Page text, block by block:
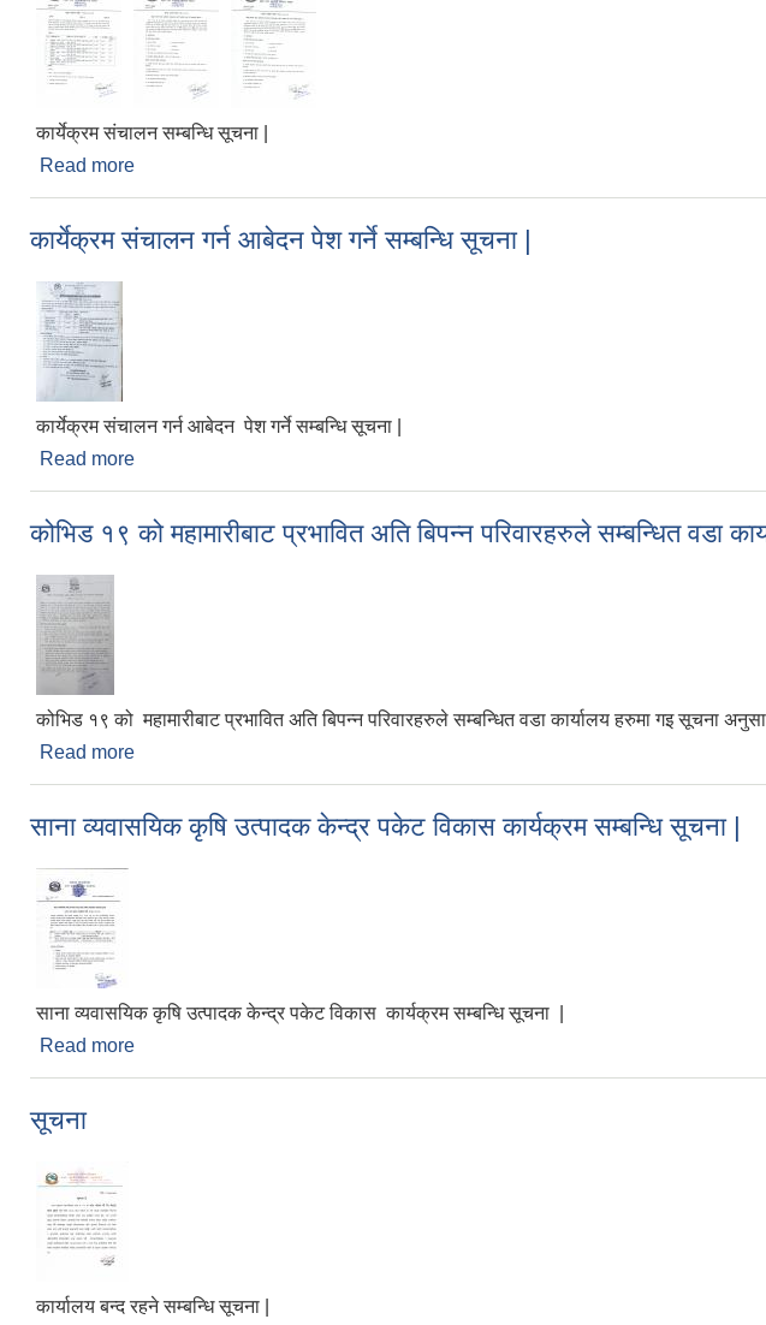
कार्येक्रम संचालन सम्बन्धि सूचना |
Read more
कार्येक्रम संचालन गर्न आबेदन पेश गर्ने सम्बन्धि सूचना |
कार्येक्रम संचालन गर्न आबेदन पेश गर्ने सम्बन्धि सूचना |
Read more
कोभिड १९ को महामारीबाट प्रभावित अति बिपन्न परिवारहरुले सम्बन्धित वडा
कोभिड १९ को महामारीबाट प्रभावित अति बिपन्न परिवारहरुले सम्बन्धित वडा कार्यालय हरुमा गइ सूचना
Read more
साना व्यवासयिक कृषि उत्पादक केन्द्र पकेट विकास कार्यक्रम सम्बन्धि सूचना |
साना व्यवासयिक कृषि उत्पादक केन्द्र पकेट विकास कार्यक्रम सम्बन्धि सूचना |
Read more
सूचना
कार्यालय बन्द रहने सम्बन्धि सूचना |